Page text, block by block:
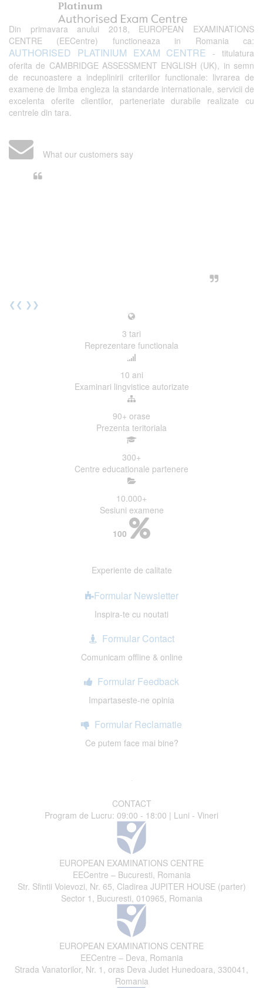
Din primavara anului 2018, EUROPEAN EXAMINATIONS
CENTRE (EECentre) functioneaza in Romania ca:
AUTHORISED PLATINIUM EXAM CENTRE - titulatura
oferita de CAMBRIDGE ASSESSMENT ENGLISH (UK), in semn
de recunoastere a indeplinirii criteriilor functionale: livrarea de
examene de limba engleza la standarde internationale, servicii de
excelenta oferite clientilor, parteneriate durabile realizate cu
centrele din tara.
What our customers say
❮❮ ❯❯
3 tari
Reprezentare functionala
10 ani
Examinari lingvistice autorizate
90+ orase
Prezenta teritoriala
300+
Centre educationale partenere
10.000+
Sesiuni examene
100
Experiente de calitate
Formular Newsletter
Inspira-te cu noutati
Formular Contact
Comunicam offline & online
Formular Feedback
Impartaseste-ne opinia
Formular Reclamatie
Ce putem face mai bine?
CONTACT
Program de Lucru: 09:00 - 18:00 | Luni - Vineri
EUROPEAN EXAMINATIONS CENTRE
EECentre – Bucuresti, Romania
Str. Sfintii Voievozi, Nr. 65, Cladirea JUPITER HOUSE (parter)
Sector 1, Bucuresti, 010965, Romania
EUROPEAN EXAMINATIONS CENTRE
EECentre – Deva, Romania
Strada Vanatorilor, Nr. 1, oras Deva Judet Hunedoara, 330041,
Romania